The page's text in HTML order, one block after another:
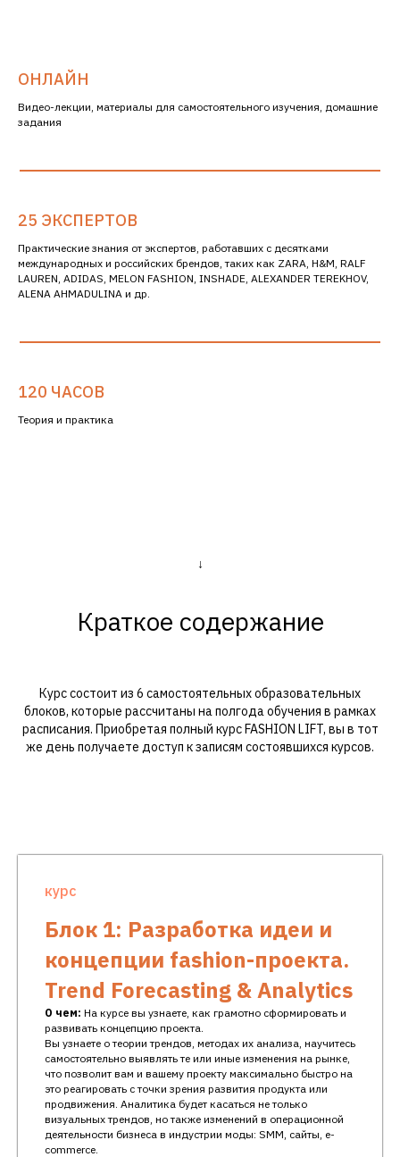
ОНЛАЙН
Видео-лекции, материалы для самостоятельного изучения, домашние
задания
25 ЭКСПЕРТОВ
Практические знания от экспертов, работавших с десятками
международных и российских брендов, таких как ZARA, H&M, RALF
LAUREN, ADIDAS, MELON FASHION, INSHADE, ALEXANDER TEREKHOV,
ALENA AHMADULINA и др.
120 ЧАСОВ
Теория и практика
↓
Краткое содержание
Курс состоит из 6 самостоятельных образовательных
блоков, которые рассчитаны на полгода обучения в рамках
расписания. Приобретая полный курс FASHION LIFT, вы в тот
же день получаете доступ к записям состоявшихся курсов.
курс
Блок 1: Разработка идеи и
концепции fashion-проекта.
Trend Forecasting & Analytics
О чем: На курсе вы узнаете, как грамотно сформировать и
развивать концепцию проекта.
Вы узнаете о теории трендов, методах их анализа, научитесь
самостоятельно выявлять те или иные изменения на рынке,
что позволит вам и вашему проекту максимально быстро на
это реагировать с точки зрения развития продукта или
продвижения. Аналитика будет касаться не только
визуальных трендов, но также изменений в операционной
деятельности бизнеса в индустрии моды: SMM, сайты, e-
commerce.